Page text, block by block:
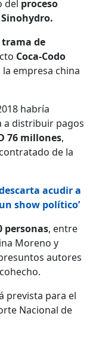
del proceso
de
Coca-Codo
empresa china
habría
a distribuir pagos
76 millones,
de la
acudir a
show político’
personas, entre
Moreno y
autores
prevista para el
Nacional de